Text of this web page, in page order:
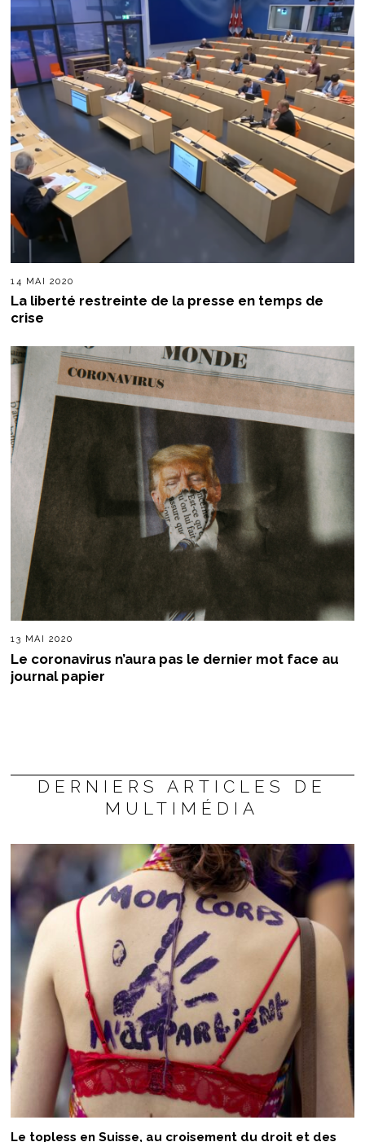
14 MAI 2020
La liberté restreinte de la presse en temps de
crise
13 MAI 2020
Le coronavirus n’aura pas le dernier mot face au
journal papier
DERNIERS ARTICLES DE
MULTIMÉDIA
Le topless en Suisse, au croisement du droit et des